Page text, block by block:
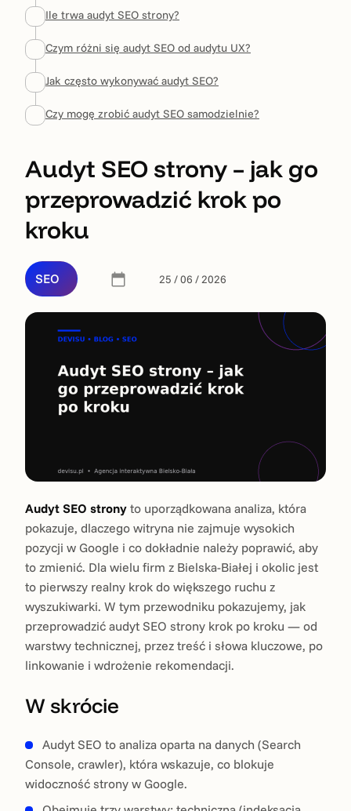
Ile trwa audyt SEO strony?
Czym różni się audyt SEO od audytu UX?
Jak często wykonywać audyt SEO?
Czy mogę zrobić audyt SEO samodzielnie?
Audyt SEO strony – jak go
przeprowadzić krok po
kroku
SEO 25 / 06 / 2026
Audyt SEO strony to uporządkowana analiza, która
pokazuje, dlaczego witryna nie zajmuje wysokich
pozycji w Google i co dokładnie należy poprawić, aby
to zmienić. Dla wielu firm z Bielska-Białej i okolic jest
to pierwszy realny krok do większego ruchu z
wyszukiwarki. W tym przewodniku pokazujemy, jak
przeprowadzić audyt SEO strony krok po kroku — od
warstwy technicznej, przez treść i słowa kluczowe, po
linkowanie i wdrożenie rekomendacji.
W skrócie
Audyt SEO to analiza oparta na danych (Search
Console, crawler), która wskazuje, co blokuje
widoczność strony w Google.